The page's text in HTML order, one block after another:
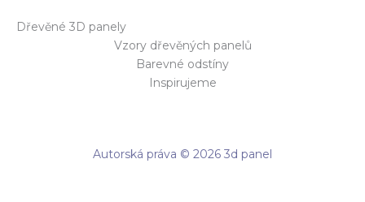
Dřevěné 3D panely
Vzory dřevěných panelů
Barevné odstíny
Inspirujeme
Autorská práva © 2026 3d panel